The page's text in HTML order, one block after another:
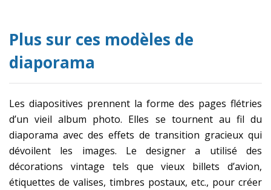
Plus sur ces modèles de
diaporama
Les diapositives prennent la forme des pages flétries
d’un vieil album photo. Elles se tournent au fil du
diaporama avec des effets de transition gracieux qui
dévoilent les images. Le designer a utilisé des
décorations vintage tels que vieux billets d’avion,
étiquettes de valises, timbres postaux, etc., pour créer